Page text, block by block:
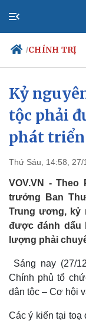
/CHÍNH TRỊ
Chính trị
Đảng
Tổ chức nhân sự
Nhận diện sự thật
Kỷ
tộc phải
phát
Thứ Sáu, 14:58, 27/
VOV.VN - Theo
trưởng Ban
Trung ương, kỷ
được đánh dấu
lượng phải
Sáng nay (27/
Chính phủ tổ
dân tộc – Cơ hội
Các ý kiến tại toạ